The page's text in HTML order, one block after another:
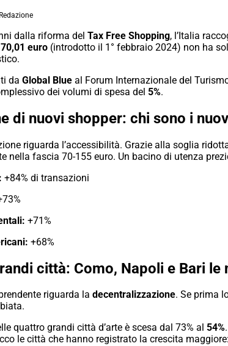
Redazione
dalla riforma del Tax Free Shopping, l’Italia
70,01 euro (introdotto il 1° febbraio 2024) non ha
da Global Blue al Forum Internazionale del
dei volumi di spesa del 5%.
di nuovi shopper: chi sono i
riguarda l’accessibilità. Grazie alla soglia
nella fascia 70-155 euro. Un bacino di utenza
+84% di transazioni
+71%
+68%
città: Como, Napoli e Bari le
riguarda la decentralizzazione. Se prima
quattro grandi città d’arte è scesa dal 73% al 54%
le città che hanno registrato la crescita